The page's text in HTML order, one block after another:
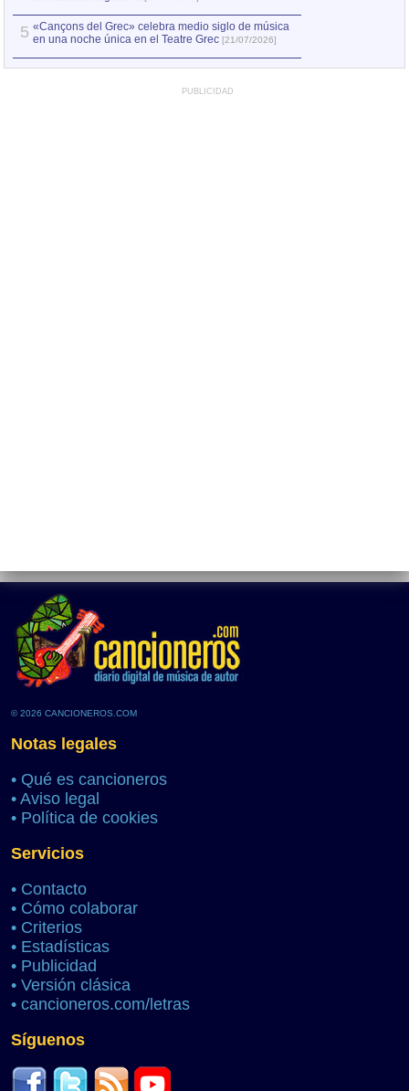
5 «Cançons del Grec» celebra medio siglo de música
en una noche única en el Teatre Grec [21/07/2026]
PUBLICIDAD
© 2026 CANCIONEROS.COM
Notas legales
• Qué es cancioneros
• Aviso legal
• Política de cookies
Servicios
• Contacto
• Cómo colaborar
• Criterios
• Estadísticas
• Publicidad
• Versión clásica
• cancioneros.com/letras
Síguenos